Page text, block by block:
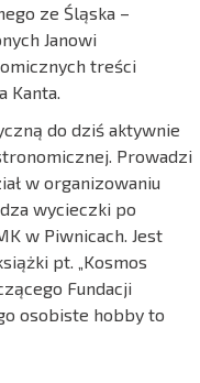
ze Śląska –
Janowi
treści
Kanta.
do dziś aktywnie
Prowadzi
w organizowaniu
wycieczki po
w Piwnicach. Jest
pt. „Kosmos
Fundacji
osobiste hobby to